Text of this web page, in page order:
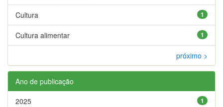
1
Cultura
1
Cultura alimentar
próximo >
Ano de publicação
1
2025